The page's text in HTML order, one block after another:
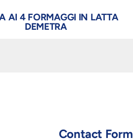
AI 4 FORMAGGI IN LATTA
DEMETRA
Contact Form